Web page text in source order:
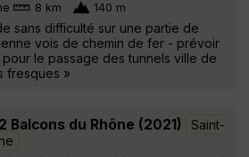
8 km 140 m
sans difficulté sur une partie de
vois de chemin de fer - prévoir
le passage des tunnels ville de
fresques »
Balcons du Rhône (2021)
Saint-